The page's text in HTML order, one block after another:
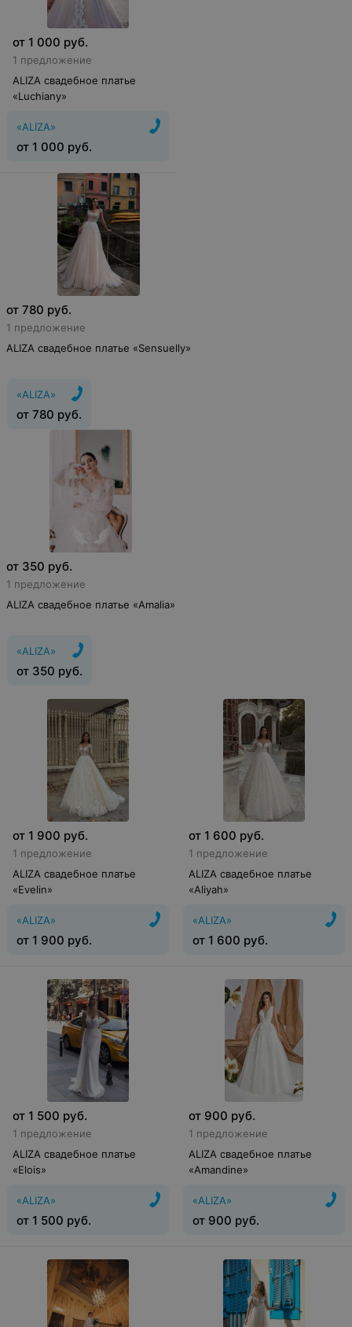
от 1 000 руб.
1 предложение
ALIZA свадебное платье
«Luchiany»
«ALIZA»
от 1 000 руб.
от 780 руб.
1 предложение
ALIZA свадебное платье «Sensuelly»
«ALIZA»
от 780 руб.
от 350 руб.
1 предложение
ALIZA свадебное платье «Amalia»
«ALIZA»
от 350 руб.
от 1 900 руб.
1 предложение
ALIZA свадебное платье
«Evelin»
«ALIZA»
от 1 900 руб.
от 1 600 руб.
1 предложение
ALIZA свадебное платье
«Aliyah»
«ALIZA»
от 1 600 руб.
от 1 500 руб.
1 предложение
ALIZA свадебное платье
«Elois»
«ALIZA»
от 1 500 руб.
от 900 руб.
1 предложение
ALIZA свадебное платье
«Amandine»
«ALIZA»
от 900 руб.